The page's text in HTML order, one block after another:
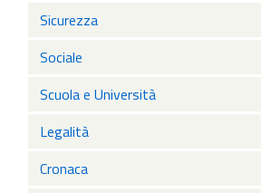
Sicurezza
Sociale
Scuola e Università
Legalità
Cronaca